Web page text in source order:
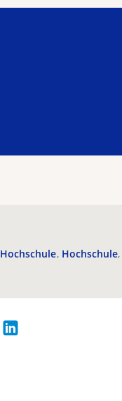
Hochschule Hochschule